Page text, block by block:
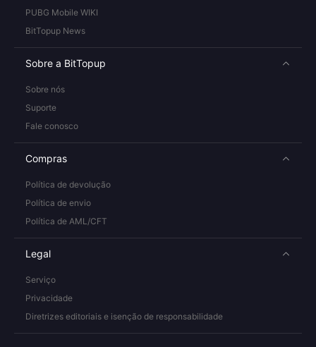
PUBG Mobile WIKI
BitTopup News
Sobre a BitTopup
Sobre nós
Suporte
Fale conosco
Compras
Política de devolução
Política de envio
Política de AML/CFT
Legal
Serviço
Privacidade
Diretrizes editoriais e isenção de responsabilidade